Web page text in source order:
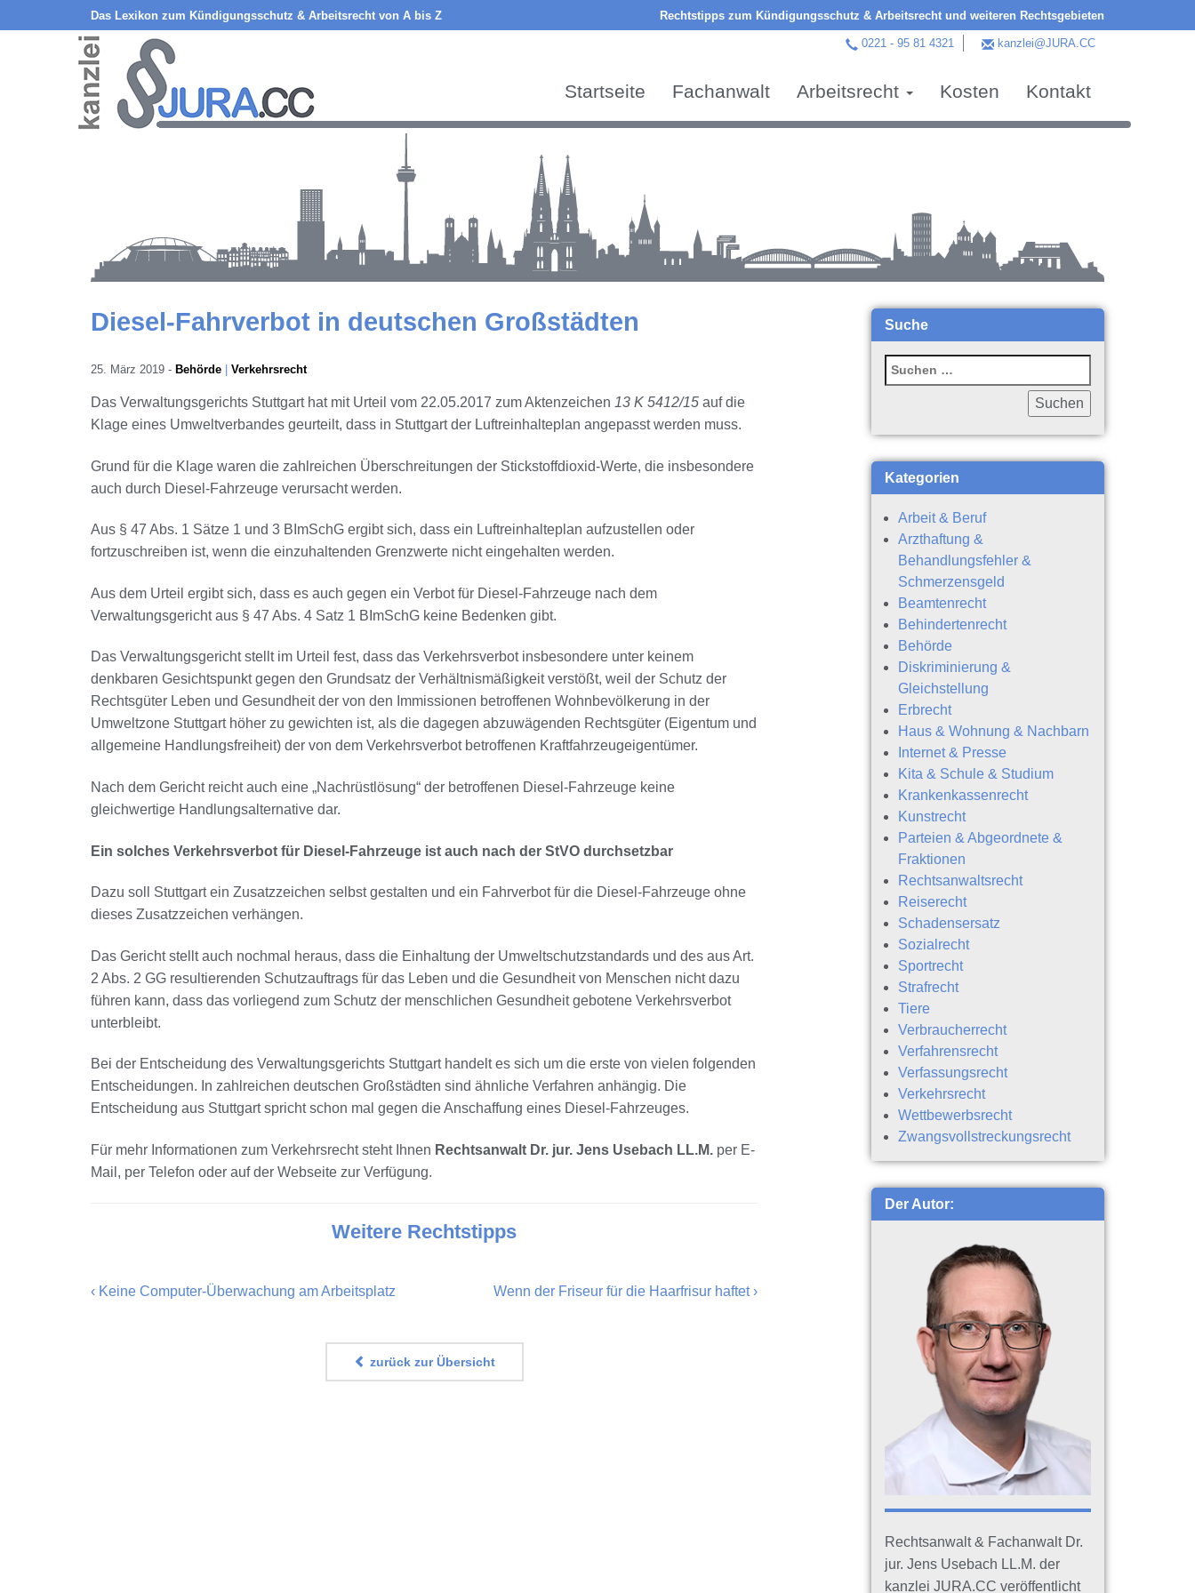
Das Lexikon zum Kündigungsschutz & Arbeitsrecht von A bis Z Rechtstipps zum Kündigungsschutz & Arbeitsrecht und weiteren Rechtsgebieten
0221 - 95 81 4321 kanzlei@JURA.CC
Startseite Fachanwalt Arbeitsrecht Kosten Kontakt
Diesel-Fahrverbot in deutschen Großstädten
25. März 2019 - Behörde Verkehrsrecht
Das Verwaltungsgerichts Stuttgart hat mit Urteil vom 22.05.2017 zum Aktenzeichen 13 K 5412/15 auf die
Klage eines Umweltverbandes geurteilt, dass in Stuttgart der Luftreinhalteplan angepasst werden muss.
Grund für die Klage waren die zahlreichen Überschreitungen der Stickstoffdioxid-Werte, die insbesondere
auch durch Diesel-Fahrzeuge verursacht werden.
Aus § 47 Abs. 1 Sätze 1 und 3 BImSchG ergibt sich, dass ein Luftreinhalteplan aufzustellen oder
fortzuschreiben ist, wenn die einzuhaltenden Grenzwerte nicht eingehalten werden.
Aus dem Urteil ergibt sich, dass es auch gegen ein Verbot für Diesel-Fahrzeuge nach dem
Verwaltungsgericht aus § 47 Abs. 4 Satz 1 BImSchG keine Bedenken gibt.
Das Verwaltungsgericht stellt im Urteil fest, dass das Verkehrsverbot insbesondere unter keinem
denkbaren Gesichtspunkt gegen den Grundsatz der Verhältnismäßigkeit verstößt, weil der Schutz der
Rechtsgüter Leben und Gesundheit der von den Immissionen betroffenen Wohnbevölkerung in der
Umweltzone Stuttgart höher zu gewichten ist, als die dagegen abzuwägenden Rechtsgüter (Eigentum und
allgemeine Handlungsfreiheit) der von dem Verkehrsverbot betroffenen Kraftfahrzeugeigentümer.
Nach dem Gericht reicht auch eine „Nachrüstlösung“ der betroffenen Diesel-Fahrzeuge keine
gleichwertige Handlungsalternative dar.
Ein solches Verkehrsverbot für Diesel-Fahrzeuge ist auch nach der StVO durchsetzbar
Dazu soll Stuttgart ein Zusatzzeichen selbst gestalten und ein Fahrverbot für die Diesel-Fahrzeuge ohne
dieses Zusatzzeichen verhängen.
Das Gericht stellt auch nochmal heraus, dass die Einhaltung der Umweltschutzstandards und des aus Art.
2 Abs. 2 GG resultierenden Schutzauftrags für das Leben und die Gesundheit von Menschen nicht dazu
führen kann, dass das vorliegend zum Schutz der menschlichen Gesundheit gebotene Verkehrsverbot
unterbleibt.
Bei der Entscheidung des Verwaltungsgerichts Stuttgart handelt es sich um die erste von vielen folgenden
Entscheidungen. In zahlreichen deutschen Großstädten sind ähnliche Verfahren anhängig. Die
Entscheidung aus Stuttgart spricht schon mal gegen die Anschaffung eines Diesel-Fahrzeuges.
Für mehr Informationen zum Verkehrsrecht steht Ihnen Rechtsanwalt Dr. jur. Jens Usebach LL.M. per E-
Mail, per Telefon oder auf der Webseite zur Verfügung.
Weitere Rechtstipps
‹ Keine Computer-Überwachung am Arbeitsplatz Wenn der Friseur für die Haarfrisur haftet›
zurück zur Übersicht
Suche
Kategorien
Arbeit & Beruf
Arzthaftung &
Behandlungsfehler &
Schmerzensgeld
Beamtenrecht
Behindertenrecht
Behörde
Diskriminierung &
Gleichstellung
Erbrecht
Haus & Wohnung & Nachbarn
Internet & Presse
Kita & Schule & Studium
Krankenkassenrecht
Kunstrecht
Parteien & Abgeordnete &
Fraktionen
Rechtsanwaltsrecht
Reiserecht
Schadensersatz
Sozialrecht
Sportrecht
Strafrecht
Tiere
Verbraucherrecht
Verfahrensrecht
Verfassungsrecht
Verkehrsrecht
Wettbewerbsrecht
Zwangsvollstreckungsrecht
Der Autor:
Rechtsanwalt & Fachanwalt Dr.
jur. Jens Usebach LL.M. der
kanzlei JURA.CC veröffentlicht